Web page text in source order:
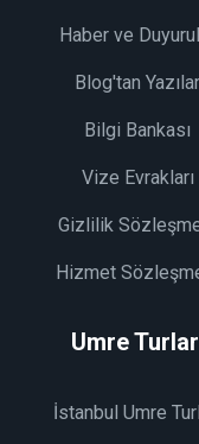
Haber ve
Blog'tan Yazılar
Bilgi Bankası
Vize Evrakları
Gizlilik
Hizmet
Umre
İstanbul Umre